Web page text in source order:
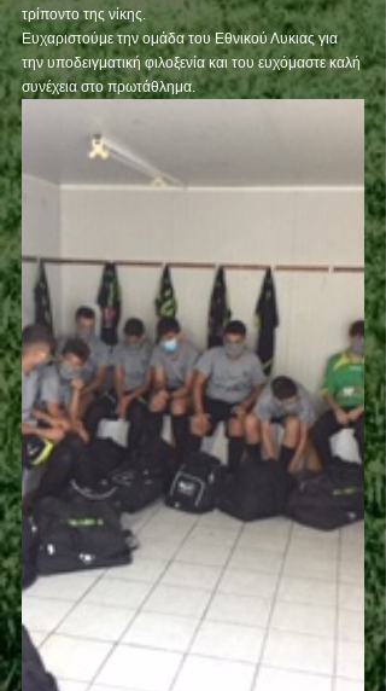
τρίποντο της νίκης.
Ευχαριστούμε την ομάδα του Εθνικού Λυκιας για
την υποδειγματική φιλοξενία και του ευχόμαστε καλή
συνέχεια στο πρωτάθλημα.